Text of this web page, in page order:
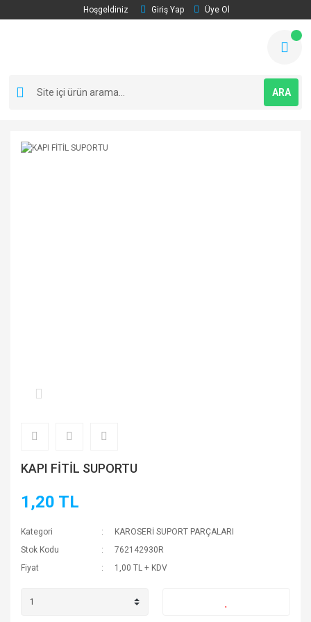
Hoşgeldiniz Giriş Yap Üye Ol
ARA
KAPI FİTİL SUPORTU
1,20 TL
Kategori
KAROSERİ SUPORT PARÇALARI
Stok Kodu
762142930R
Fiyat
1,00 TL + KDV